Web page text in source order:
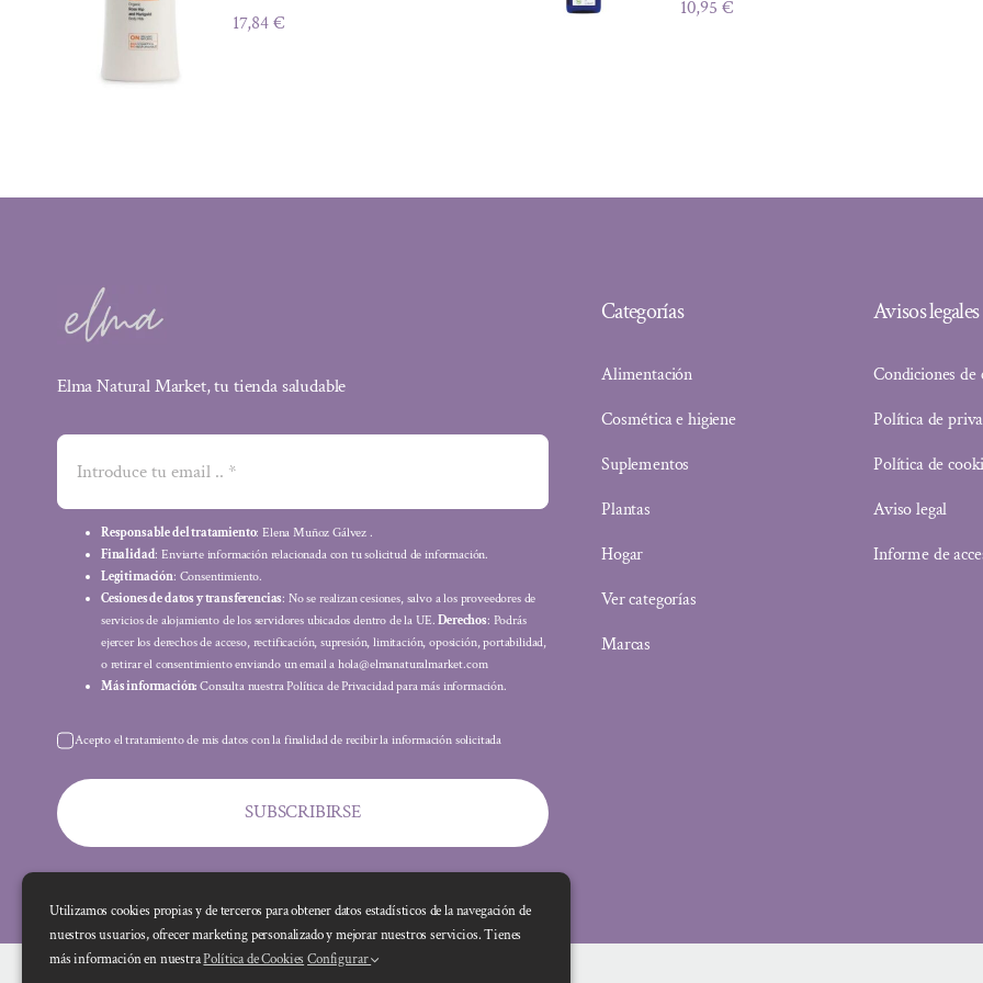
17,84€
10,95 €
Elma Natural Market, tu tienda saludable
Responsable del tratamiento: Elena Muñoz Gálvez .
Finalidad: Enviarte información relacionada con tu solicitud de información.
Legitimación: Consentimiento.
Cesiones de datos y transferencias: No se realizan cesiones, salvo a los proveedores de
servicios de alojamiento de los servidores ubicados dentro de la UE.Derechos: Podrás
ejercer los derechos de acceso, rectificación, supresión, limitación, oposición, portabilidad,
o retirar el consentimiento enviando un email a hola@elmanaturalmarket.com
Más información: Consulta nuestra Política de Privacidad para más información.
Acepto el tratamiento de mis datos con la finalidad de recibir la información solicitada
SUBSCRIBIRSE
Categorías
Alimentación
Cosmética e higiene
Suplementos
Plantas
Hogar
Ver categorías
Marcas
Avisos legales
Condiciones de
Política de
Política de
Aviso legal
Informe de
Utilizamos cookies propias y de terceros para obtener datos estadísticos de la navegación de
nuestros usuarios, ofrecer marketing personalizado y mejorar nuestros servicios. Tienes
más información en nuestraPolítica de Cookies Configurar